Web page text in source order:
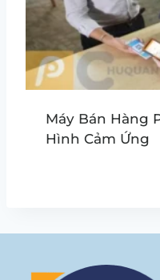
Máy Bán Hàng
Hình Cảm Ứng